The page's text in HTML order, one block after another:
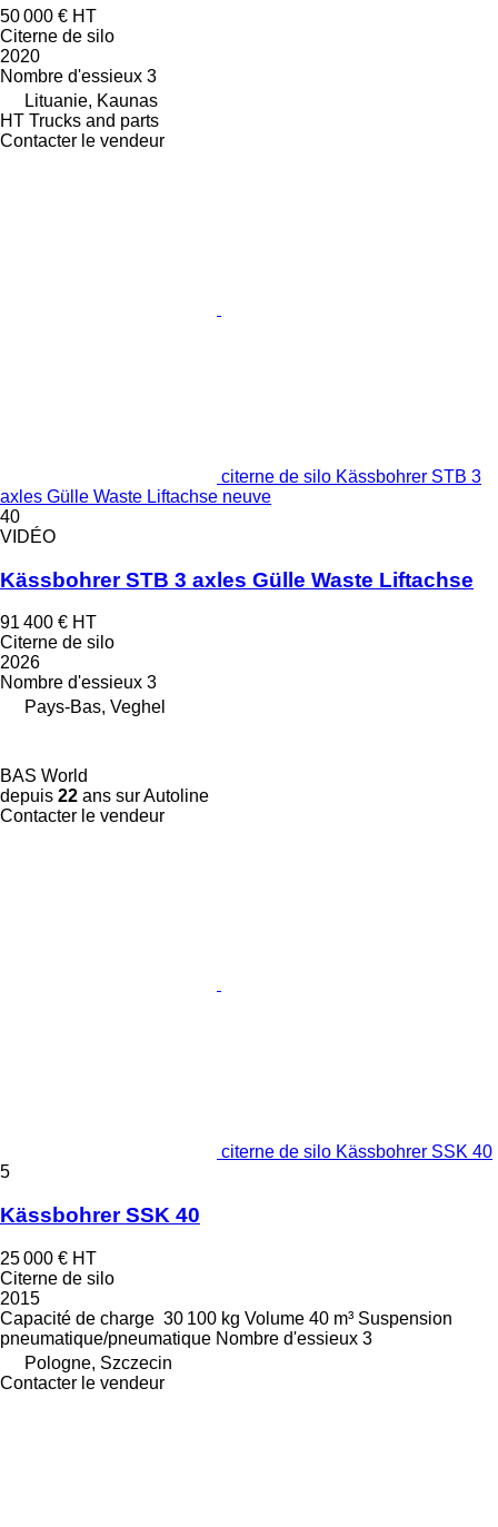
50 000 € HT
Citerne de silo
2020
Nombre d'essieux 3
Lituanie, Kaunas
HT Trucks and parts
Contacter le vendeur
citerne de silo Kässbohrer STB 3
axles Gülle Waste Liftachse neuve
40
VIDÉO
Kässbohrer STB 3 axles Gülle Waste Liftachse
91 400 € HT
Citerne de silo
2026
Nombre d'essieux 3
Pays-Bas, Veghel
BAS World
depuis 22 ans sur Autoline
Contacter le vendeur
citerne de silo Kässbohrer SSK 40
5
Kässbohrer SSK 40
25 000 € HT
Citerne de silo
2015
Capacité de charge 30 100 kg Volume 40 m³ Suspension
pneumatique/pneumatique Nombre d'essieux 3
Pologne, Szczecin
Contacter le vendeur